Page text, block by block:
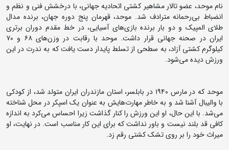
نام موحد، عضو تالار مشاهیر کشتی اتحادیه جهانی، با درخشش فنی و نظم و
انضباط بی‌رحمانه مترادف شد. موحد، قهرمان پنج دوره جهان، برنده مدال
طلای المپیک و دو بار برنده بازی‌های آسیایی، در خط مقدم دوران برتری
ایران در صحنه جهانی قرار داشت. موحد با رقابت در وزن‌های ۶۸ و ۷۰
کیلوگرم کشتی آزاد، به سطحی از تسلط پایدار دست یافت که به ندرت در این
ورزش دیده می‌شود.
موحد که در مارس ۱۹۴۰ در بابلسر، استان مازندران ایران متولد شد، از کودکی
با والیبال آشنا شد و به خاطر مهارت‌هایش به عنوان یک اسپکر در محل شناخته
می‌شد. با این حال، او این ورزش را کنار گذاشت زیرا احساس می‌کرد به اندازه
کافی قد بلند نیست و باور نداشت که برای این کار مناسب است. در نهایت، او
میراث خود را بر روی تشک کشتی رقم زد.